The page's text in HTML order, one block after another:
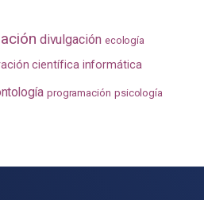
divulgación ecología
científica informática
programación psicología